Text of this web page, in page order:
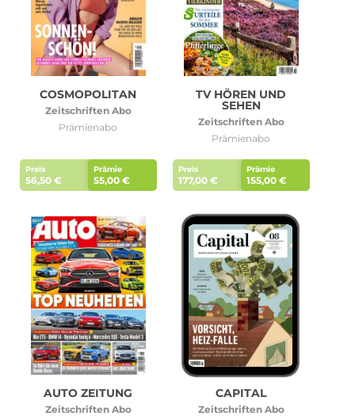
COSMOPOLITAN
Zeitschriften Abo
Prämienabo
Preis
56,50 €
Prämie
55,00 €
TV HÖREN UND
SEHEN
Zeitschriften Abo
Prämienabo
Preis
177,00 €
Prämie
155,00 €
AUTO ZEITUNG
Zeitschriften Abo
CAPITAL
Zeitschriften Abo